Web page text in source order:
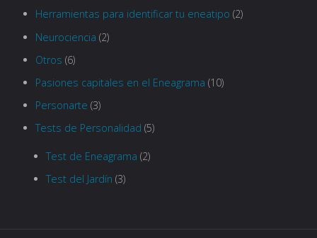
Herramientas para identificar tu eneatipo (2)
Neurociencia (2)
Otros (6)
Pasiones capitales en el Eneagrama (10)
Personarte (3)
Tests de Personalidad (5)
Test de Eneagrama (2)
Test del Jardín (3)